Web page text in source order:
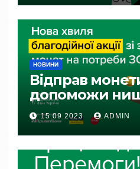
НОВИНИ
Відправ
допоможи
15.09.2023 ADMIN